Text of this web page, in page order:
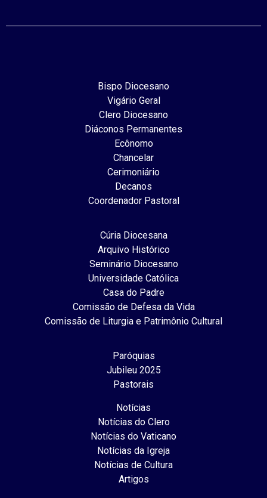
Bispo Diocesano
Vigário Geral
Clero Diocesano
Diáconos Permanentes
Ecônomo
Chancelar
Cerimoniário
Decanos
Coordenador Pastoral
Cúria Diocesana
Arquivo Histórico
Seminário Diocesano
Universidade Católica
Casa do Padre
Comissão de Defesa da Vida
Comissão de Liturgia e Patrimônio Cultural
Paróquias
Jubileu 2025
Pastorais
Notícias
Notícias do Clero
Notícias do Vaticano
Notícias da Igreja
Notícias de Cultura
Artigos